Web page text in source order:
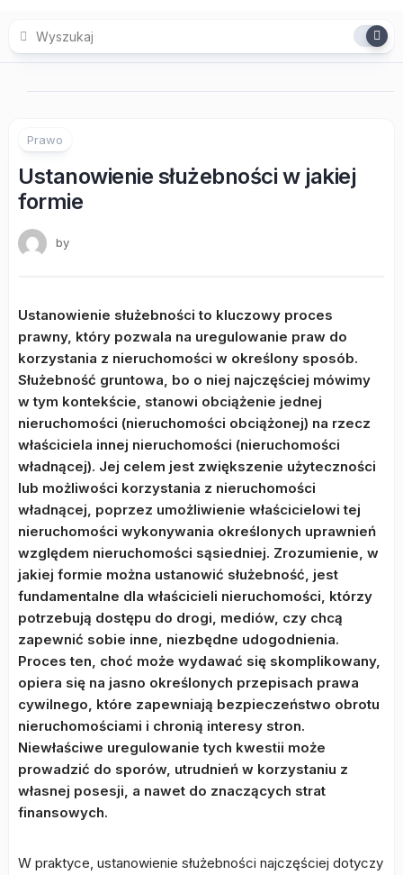
content
Prawo
Ustanowienie służebności w jakiej
formie
by
Ustanowienie służebności to kluczowy proces
prawny, który pozwala na uregulowanie praw do
korzystania z nieruchomości w określony sposób.
Służebność gruntowa, bo o niej najczęściej mówimy
w tym kontekście, stanowi obciążenie jednej
nieruchomości (nieruchomości obciążonej) na rzecz
właściciela innej nieruchomości (nieruchomości
władnącej). Jej celem jest zwiększenie użyteczności
lub możliwości korzystania z nieruchomości
władnącej, poprzez umożliwienie właścicielowi tej
nieruchomości wykonywania określonych uprawnień
względem nieruchomości sąsiedniej. Zrozumienie, w
jakiej formie można ustanowić służebność, jest
fundamentalne dla właścicieli nieruchomości, którzy
potrzebują dostępu do drogi, mediów, czy chcą
zapewnić sobie inne, niezbędne udogodnienia.
Proces ten, choć może wydawać się skomplikowany,
opiera się na jasno określonych przepisach prawa
cywilnego, które zapewniają bezpieczeństwo obrotu
nieruchomościami i chronią interesy stron.
Niewłaściwe uregulowanie tych kwestii może
prowadzić do sporów, utrudnień w korzystaniu z
własnej posesji, a nawet do znaczących strat
finansowych.
W praktyce, ustanowienie służebności najczęściej dotyczy